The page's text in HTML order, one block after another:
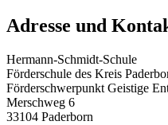
Adresse und
Hermann-Schmidt-Schule
Förderschule des Kreis
Förderschwerpunkt Geistige
Merschweg 6
33104 Paderborn